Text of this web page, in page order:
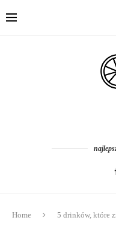
Home 5 drinków, które